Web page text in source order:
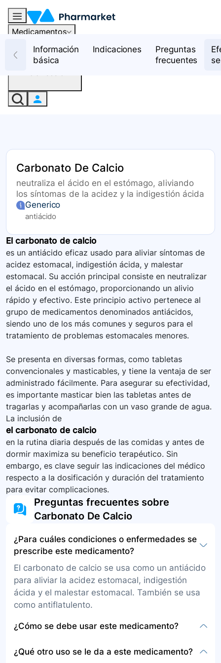
Medicamentos
RecursosInformación
básica
Indicaciones
Preguntas
frecuentes
Carbonato De Calcio
neutraliza el ácido en el estómago, aliviando
los síntomas de la acidez y la indigestión ácida
Generico
antiácido
El carbonato de calcio
es un antiácido eficaz usado para aliviar síntomas de
acidez estomacal, indigestión ácida, y malestar
estomacal. Su acción principal consiste en neutralizar
el ácido en el estómago, proporcionando un alivio
rápido y efectivo. Este principio activo pertenece al
grupo de medicamentos denominados antiácidos,
siendo uno de los más comunes y seguros para el
tratamiento de problemas estomacales menores.
Se presenta en diversas formas, como tabletas
convencionales y masticables, y tiene la ventaja de ser
administrado fácilmente. Para asegurar su efectividad,
es importante masticar bien las tabletas antes de
tragarlas y acompañarlas con un vaso grande de agua.
La inclusión de
el carbonato de calcio
en la rutina diaria después de las comidas y antes de
dormir maximiza su beneficio terapéutico. Sin
embargo, es clave seguir las indicaciones del médico
respecto a la dosificación y duración del tratamiento
para evitar complicaciones.
Preguntas frecuentes sobre
Carbonato De Calcio
¿Para cuáles condiciones o enfermedades se
prescribe este medicamento?
El carbonato de calcio se usa como un antiácido
para aliviar la acidez estomacal, indigestión
ácida y el malestar estomacal. También se usa
como antiflatulento.
¿Cómo se debe usar este medicamento?
y tabletas masticables para administrar por vía
¿Qué otro uso se le da a este medicamento?